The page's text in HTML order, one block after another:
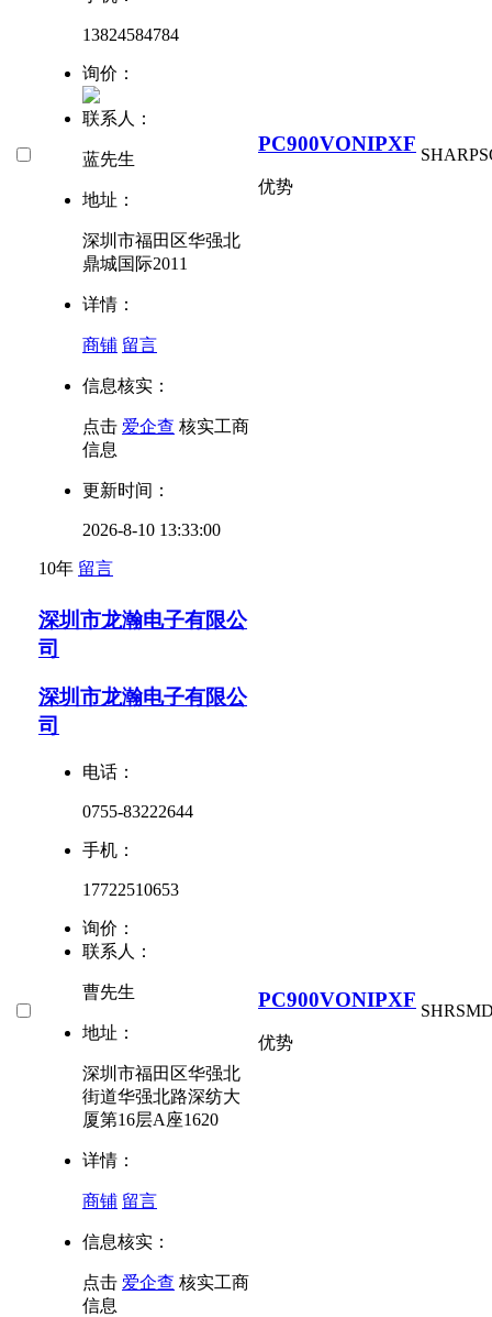
13824584784
询价：
联系人：
蓝先生
地址：
深圳市福田区华强北
鼎城国际2011
详情：
商铺 留言
信息核实：
点击 爱企查 核实工商
信息
更新时间：
2026-8-10 13:33:00
10年 留言
PC900VONIPXF
优势
SHARP
深圳市龙瀚电子有限公
司
深圳市龙瀚电子有限公
司
电话：
0755-83222644
手机：
17722510653
询价：
联系人：
曹先生
地址：
深圳市福田区华强北
街道华强北路深纺大
厦第16层A座1620
详情：
商铺 留言
信息核实：
点击 爱企查 核实工商
信息
PC900VONIPXF
优势
SHR